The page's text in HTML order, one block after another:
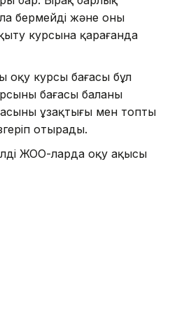
бермейді және оның
курсына қарағанда
оқу курсы бағасы бұл
бағасы баланың
ұзақтығы мен топтың
отырады.
ЖОО-ларда оқу ақысы